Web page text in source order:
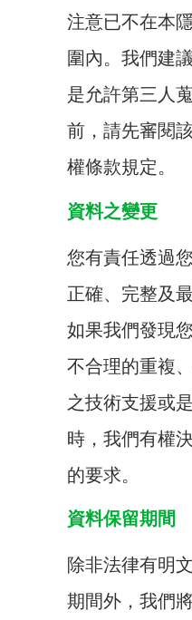
注意已不在本
圍內。我們建
是允許第三人
前，請先審閱
權條款規定。
資料之變更
您有責任透過
正確、完整及
如果我們發現
不合理的重複
之技術支援或
時，我們有權
的要求。
資料保留期間
除非法律有明
期間外，我們